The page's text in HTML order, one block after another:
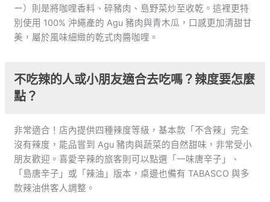
ー）則是將咖哩香料、碎豬肉、島野菜炒至收乾。這裡更特
別使用 100% 沖繩產的 Agu 豬肉與青木瓜，口感更加清甜甘
美，屬於風味細緻的乾式肉醬咖哩。
不吃辣的人或小朋友適合去吃嗎？辣度要怎麼
點？
非常適合！店內提供四種辣度等級，基本款「不含辣」完全
沒有辣度，能品嘗到 Agu 豬肉與蔬菜的自然甜味，非常受小
朋友歡迎。喜愛辛辣的旅客則可以點選「一味唐辛子」、
「島唐辛子」或「辣油」版本，桌邊也備有 TABASCO 與多
款辣油供客人調整。